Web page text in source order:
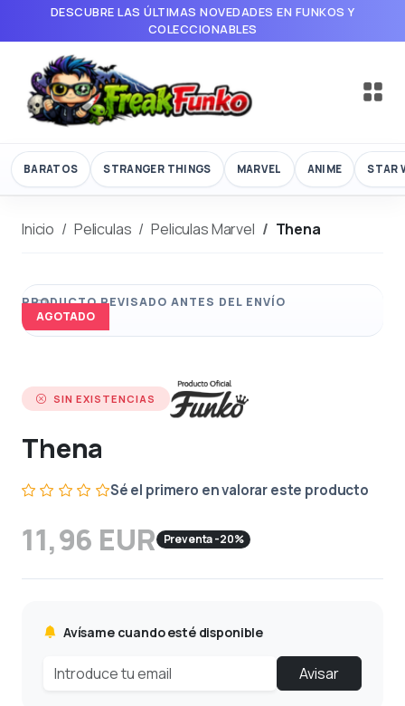
DESCUBRE LAS ÚLTIMAS NOVEDADES EN FUNKOS Y
COLECCIONABLES
BARATOS STRANGER THINGS MARVEL ANIME STAR
Inicio Peliculas Peliculas Marvel Thena
AGOTADO
SIN EXISTENCIAS
Thena
Sé el primero en valorar este producto
11,96 EUR Preventa -20%
Avísame cuando esté disponible
Avisar